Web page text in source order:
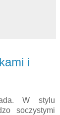
i
W stylu
soczystymi